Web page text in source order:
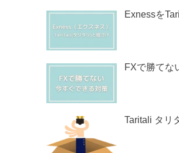
Exnessを
FXで勝てな
Taritali タリ